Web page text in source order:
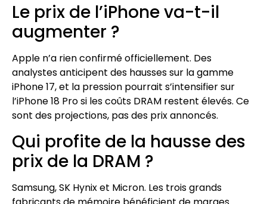
Le prix de l’iPhone va-t-il
augmenter ?
Apple n’a rien confirmé officiellement. Des
analystes anticipent des hausses sur la gamme
iPhone 17, et la pression pourrait s’intensifier sur
l’iPhone 18 Pro si les coûts DRAM restent élevés. Ce
sont des projections, pas des prix annoncés.
Qui profite de la hausse des
prix de la DRAM ?
Samsung, SK Hynix et Micron. Les trois grands